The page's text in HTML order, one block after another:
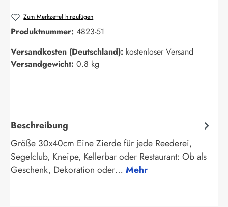
Zum Merkzettel hinzufügen
Produktnummer: 4823-51
Versandkosten (Deutschland): kostenloser Versand
Versandgewicht: 0.8 kg
Beschreibung
Größe 30x40cm Eine Zierde für jede Reederei,
Segelclub, Kneipe, Kellerbar oder Restaurant: Ob als
Geschenk, Dekoration oder… Mehr